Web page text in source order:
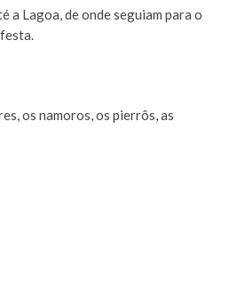
a Lagoa, de onde seguiam para o
os namoros, os pierrôs, as